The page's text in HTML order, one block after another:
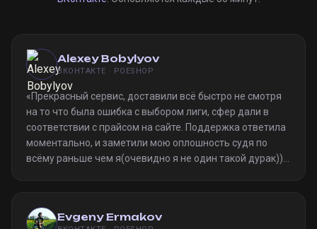
Alexey Bobylyov
ВКОНТАКТЕ · POESHOP
«Прекрасный сервис, доставили всё быстро не смотря
на то что была ошибка с выбором лиги, сфер дали в
соответствии с прайсом на сайте. Поддержка ответила
моментально, и заметили мою оплошность судя по
всёму раньше чем я(очевидно я не один такой дурак)).
Evgeny Ermakov